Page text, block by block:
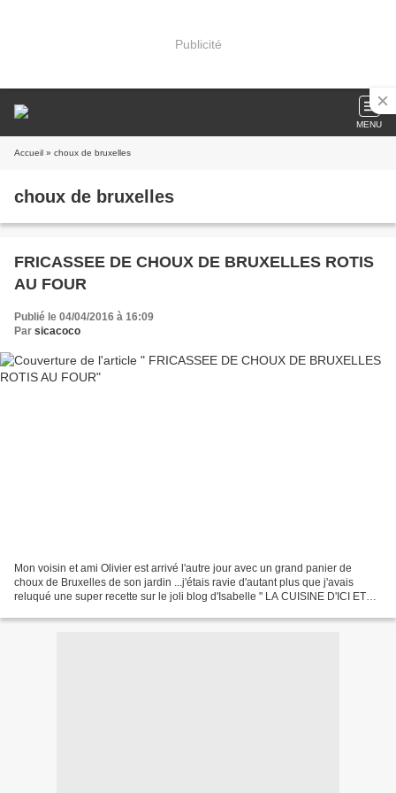
Publicité
MENU
Accueil » choux de bruxelles
choux de bruxelles
FRICASSEE DE CHOUX DE BRUXELLES ROTIS
AU FOUR
Publié le 04/04/2016 à 16:09
Par sicacoco
Mon voisin et ami Olivier est arrivé l'autre jour avec un grand panier de
choux de Bruxelles de son jardin ...j'étais ravie d'autant plus que j'avais
reluqué une super recette sur le joli blog d'Isabelle " LA CUISINE D'ICI ET